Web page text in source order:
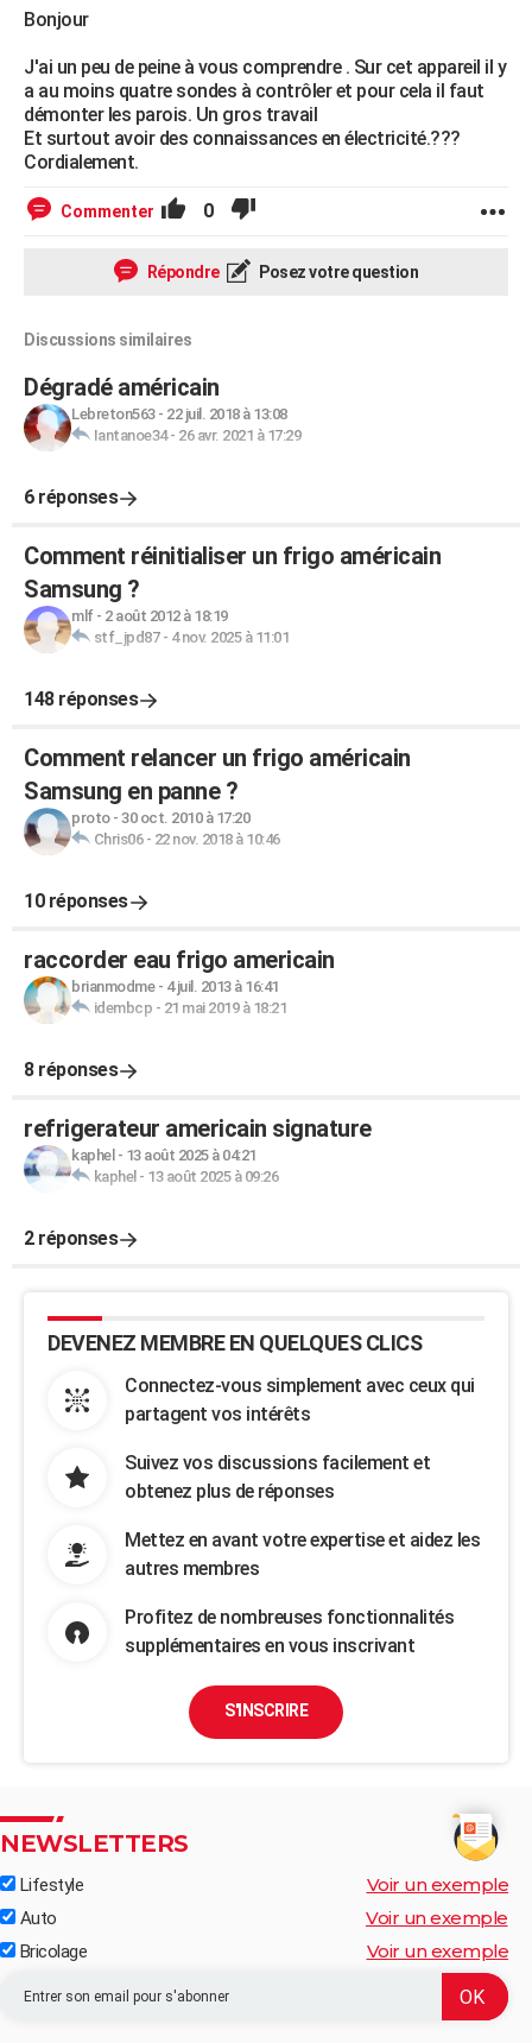
Bonjour
J'ai un peu de peine à vous comprendre . Sur cet appareil il y
a au moins quatre sondes à contrôler et pour cela il faut
démonter les parois. Un gros travail
Et surtout avoir des connaissances en électricité.???
Cordialement.
Commenter 0
Répondre Posez votre question
Discussions similaires
Dégradé américain
Lebreton563- 22 juil. 2018 à 13:08
Iantanoe34- 26 avr. 2021 à 17:29
6 réponses
Comment réinitialiser un frigo américain
Samsung ?
mlf- 2 août 2012 à 18:19
stf_jpd87- 4 nov. 2025 à 11:01
148 réponses
Comment relancer un frigo américain
Samsung en panne ?
proto- 30 oct. 2010 à 17:20
Chris06- 22 nov. 2018 à 10:46
10 réponses
raccorder eau frigo americain
brianmodme- 4 juil. 2013 à 16:41
idembcp - 21 mai 2019 à 18:21
8 réponses
refrigerateur americain signature
kaphel - 13 août 2025 à 04:21
kaphel - 13 août 2025 à 09:26
2 réponses
DEVENEZ MEMBRE EN QUELQUES CLICS
Connectez-vous simplement avec ceux qui
partagent vos intérêts
Suivez vos discussions facilement et
obtenez plus de réponses
Mettez en avant votre expertise et aidez les
autres membres
Profitez de nombreuses fonctionnalités
supplémentaires en vous inscrivant
S'INSCRIRE
NEWSLETTERS
Lifestyle Voir un exemple
Auto Voir un exemple
Bricolage Voir un exemple